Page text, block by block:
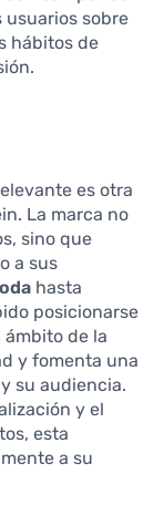
usuarios sobre
hábitos de
es otra
La marca no
sino que
a sus
hasta
posicionarse
de la
y fomenta una
su audiencia.
y el
esta
a su